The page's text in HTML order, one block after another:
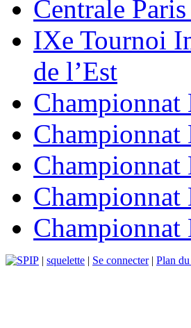
Centrale
IXe Tournoi
de l’Est
Championnat
Championnat
Championnat
Championnat
Championnat
| squelette | Se connecter| Plan